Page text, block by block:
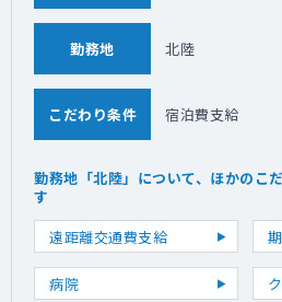
勤務地 北陸
こだわり条件 宿泊費支給
勤務地「北陸」について、ほかのこ
す
遠距離交通費支給
病院